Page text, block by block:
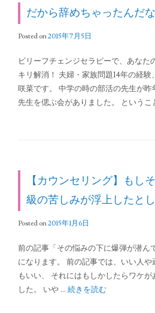
だから辞めちゃったんだ
Posted on2015年7月5日
ビリーフチェンジセラピーで、あなた
キリ解消！ 夫婦・家族問題14年の経験
咲菜です。 中学の時の部活の先生が昨
先生を偲ぶ会がありました。 というこ
【カウンセリング】もし
級の苦しみが浮上したと
Posted on2015年1月6日
前の記事「その悩みの下に爆弾が潜ん
になります。 前の記事では、いい人
もいい、 それにはもしかしたらワケ
した。 いや … 続きを読む